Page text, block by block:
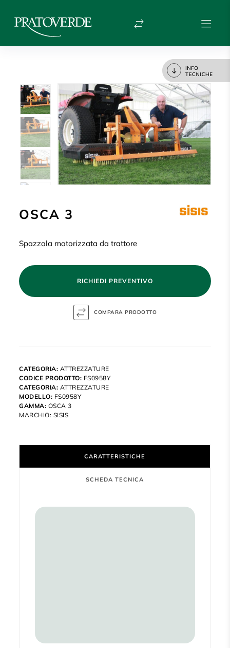
OSCA 3
Spazzola motorizzata da trattore
RICHIEDI PREVENTIVO
CATEGORIA: ATTREZZATURE
CODICE PRODOTTO: FS0958Y
CATEGORIA: ATTREZZATURE
MODELLO: FS0958Y
GAMMA: OSCA 3
MARCHIO: SISIS
CARATTERISTICHE
SCHEDA TECNICA